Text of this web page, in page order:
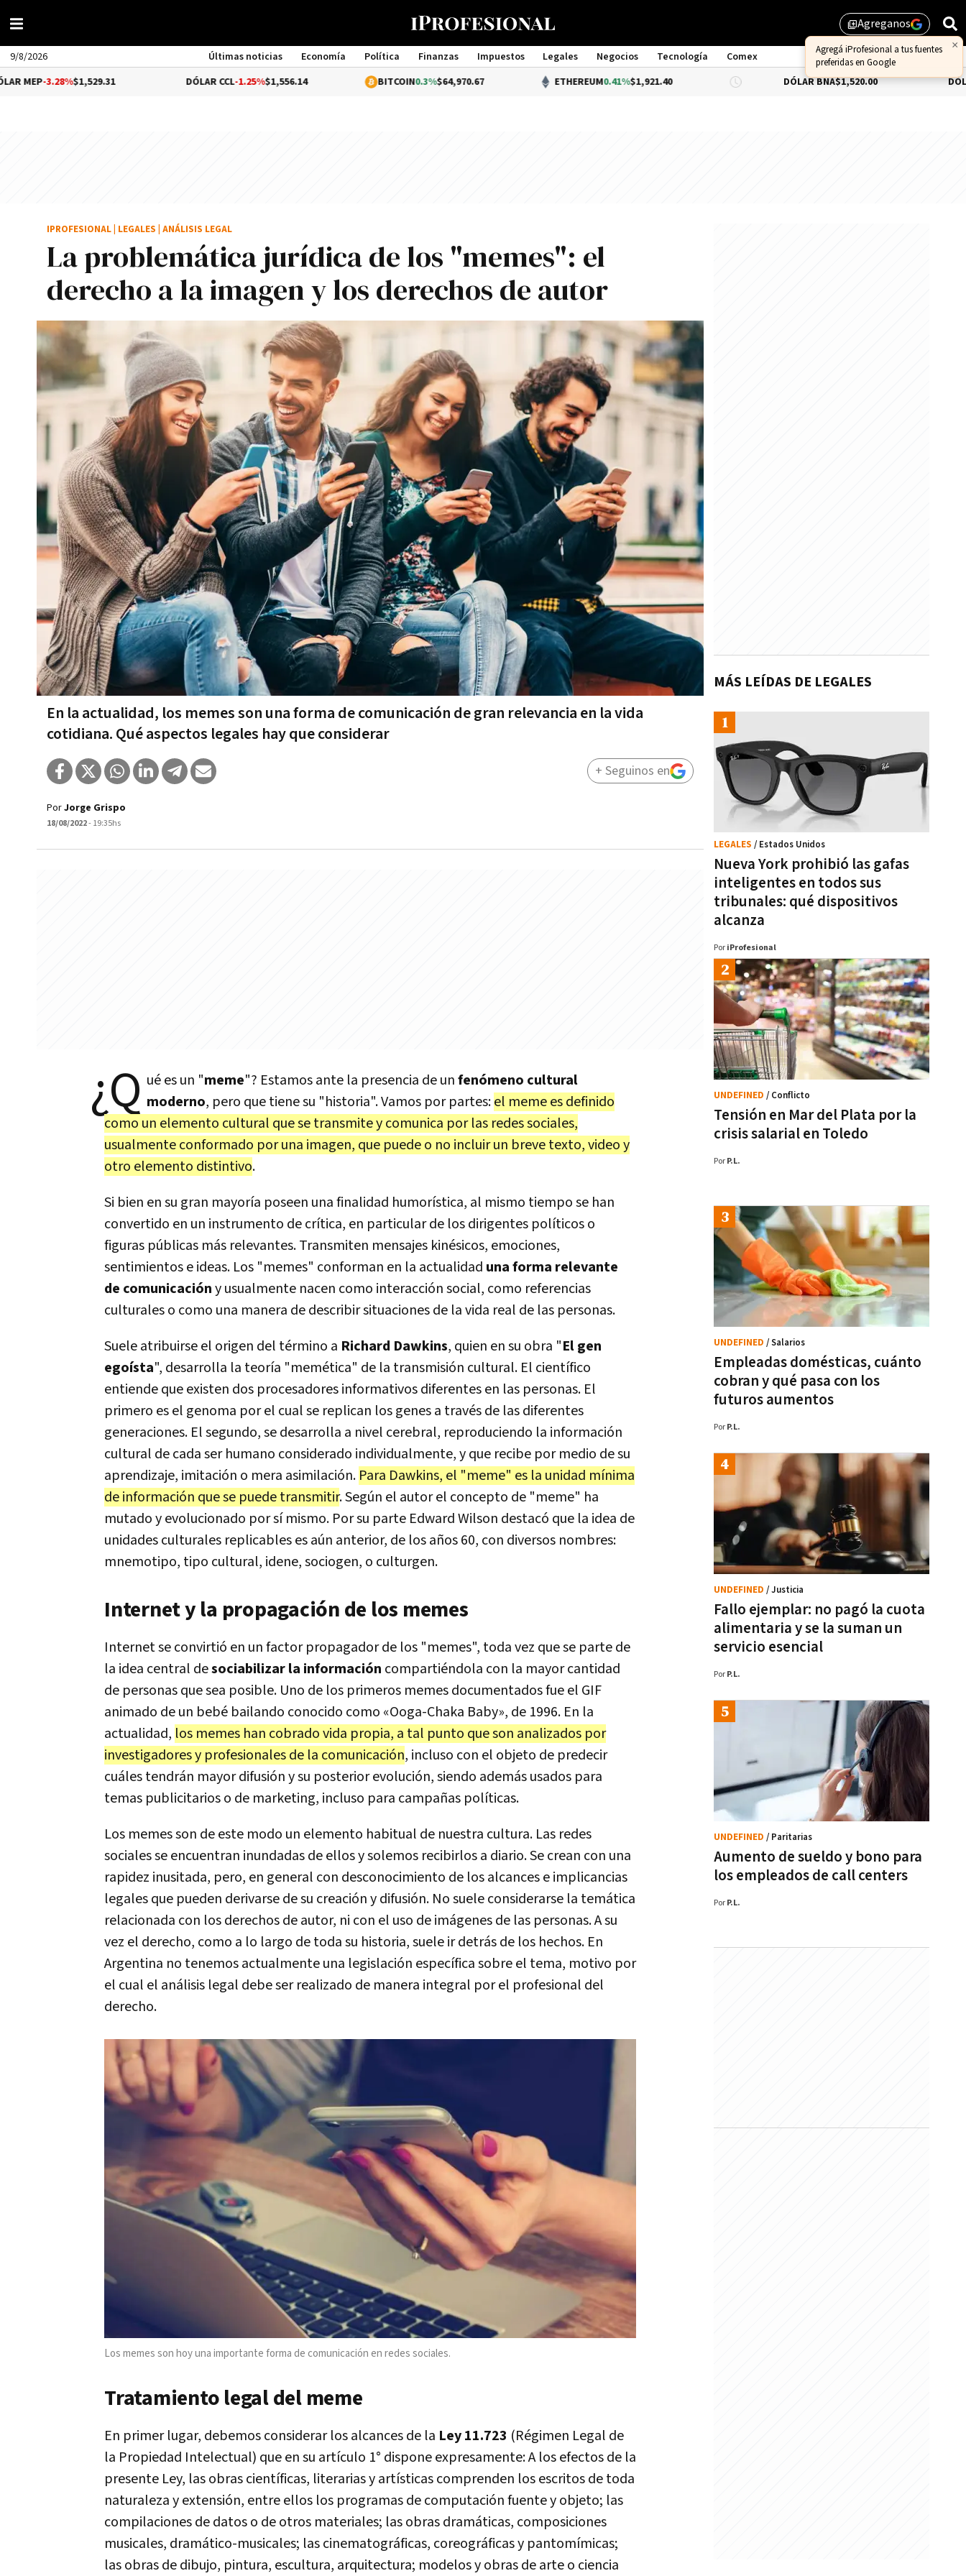
library_addAgreganos
9/8/2026 Últimas noticias Economía Política Finanzas Impuestos Legales Negocios Tecnología
Comex
Management
$1,529.31 -1.25%$1,556.14 0.3%$64,970.67 ETHEREUM0.41%$1,921.40 DÓLAR BNA $1,520.00 DÓLAR BLUE-
La problemática jurídica de los "memes": el
derecho a la imagen y los derechos de autor
En la actualidad, los memes son una forma de comunicación de gran relevancia en la vida
cotidiana. Qué aspectos legales hay que considerar
IPROFESIONAL LEGALES ANÁLISIS LEGAL
PorJorge Grispo
18/08/2022- 19:35hs
+ Seguinos en
¿Q ué es un "meme"? Estamos ante la presencia de unfenómeno cultural
moderno, pero que tiene su "historia". Vamos por partes:el meme es definido
como un elemento cultural que se transmite y comunica por las redes sociales,
usualmente conformado por una imagen, que puede o no incluir un breve texto, video y
otro elemento distintivo.
Si bien en su gran mayoría poseen una finalidad humorística, al mismo tiempo se han
convertido en un instrumento de crítica, en particular de los dirigentes políticos o
figuras públicas más relevantes. Transmiten mensajes kinésicos, emociones,
sentimientos e ideas. Los "memes" conforman en la actualidad una forma relevante
de comunicacióny usualmente nacen como interacción social, como referencias
culturales o como una manera de describir situaciones de la vida real de las personas.
Suele atribuirse el origen del término a Richard Dawkins, quien en su obra "El gen
egoísta", desarrolla la teoría "memética" de la transmisión cultural. El científico
entiende que existen dos procesadores informativos diferentes en las personas. El
primero es el genoma por el cual se replican los genes a través de las diferentes
generaciones. El segundo, se desarrolla a nivel cerebral, reproduciendo la información
cultural de cada ser humano considerado individualmente, y que recibe por medio de su
aprendizaje, imitación o mera asimilación. Para Dawkins, el "meme" es la unidad mínima
de información que se puede transmitir. Según el autor el concepto de "meme" ha
mutado y evolucionado por sí mismo. Por su parte Edward Wilson destacó que la idea de
unidades culturales replicables es aún anterior, de los años 60, con diversos nombres:
mnemotipo, tipo cultural, idene, sociogen, o culturgen.
Internet y la propagación de los memes
Internet se convirtió en un factor propagador de los "memes", toda vez que se parte de
la idea central desociabilizar la información compartiéndola con la mayor cantidad
de personas que sea posible. Uno de los primeros memes documentados fue el GIF
animado de un bebé bailando conocido como «Ooga-Chaka Baby», de 1996. En la
actualidad, los memes han cobrado vida propia, a tal punto que son analizados por
investigadores y profesionales de la comunicación, incluso con el objeto de predecir
cuáles tendrán mayor difusión y su posterior evolución, siendo además usados para
temas publicitarios o de marketing, incluso para campañas políticas.
Los memes son de este modo un elemento habitual de nuestra cultura. Las redes
sociales se encuentran inundadas de ellos y solemos recibirlos a diario. Se crean con una
rapidez inusitada, pero, en general con desconocimiento de los alcances e implicancias
legales que pueden derivarse de su creación y difusión. No suele considerarse la temática
relacionada con los derechos de autor, ni con el uso de imágenes de las personas. A su
vez el derecho, como a lo largo de toda su historia, suele ir detrás de los hechos. En
Argentina no tenemos actualmente una legislación específica sobre el tema, motivo por
el cual el análisis legal debe ser realizado de manera integral por el profesional del
derecho.
Los memes son hoy una importante forma de comunicación en redes sociales.
Tratamiento legal del meme
En primer lugar, debemos considerar los alcances de la Ley 11.723 (Régimen Legal de
la Propiedad Intelectual) que en su artículo 1° dispone expresamente: A los efectos de la
presente Ley, las obras científicas, literarias y artísticas comprenden los escritos de toda
naturaleza y extensión, entre ellos los programas de computación fuente y objeto; las
compilaciones de datos o de otros materiales; las obras dramáticas, composiciones
musicales, dramático-musicales; las cinematográficas, coreográficas y pantomímicas;
las obras de dibujo, pintura, escultura, arquitectura; modelos y obras de arte o ciencia
MÁS LEÍDAS DE LEGALES
Nueva York prohibió las gafas
inteligentes en todos sus
tribunales: qué dispositivos
alcanza
LEGALES / Estados Unidos
Por iProfesional
Tensión en Mar del Plata por la
crisis salarial en Toledo
UNDEFINED / Conflicto
Por P.L.
Empleadas domésticas, cuánto
cobran y qué pasa con los
futuros aumentos
UNDEFINED / Salarios
Por P.L.
Fallo ejemplar: no pagó la cuota
alimentaria y se la suman un
servicio esencial
UNDEFINED / Justicia
Por P.L.
Aumento de sueldo y bono para
los empleados de call centers
UNDEFINED / Paritarias
Por P.L.